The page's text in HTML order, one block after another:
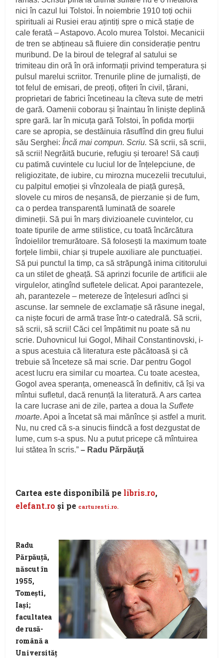
nici în cazul lui Tolstoi. În noiembrie 1910 toți ochii
spirituali ai Rusiei erau ațintiți spre o mică stație de
cale ferată – Astapovo. Acolo murea Tolstoi. Mecanicii
de tren se abțineau să fluiere din considerație pentru
muribund. De la biroul de telegraf al satului se
trimiteau din oră în oră informații privind temperatura și
pulsul marelui scriitor. Trenurile pline de jurnaliști, de
tot felul de emisari, de preoți, ofițeri în civil, țărani,
proprietari de fabrici încetineau la cîteva sute de metri
de gară. Oamenii coborau și înaintau în liniște deplină
spre gară. Iar în micuța gară Tolstoi, în pofida morții
care se apropia, se destăinuia răsuflînd din greu fiului
său Serghei: Încă mai compun. Scriu. Să scrii, să scrii,
să scrii! Negrăită bucurie, refugiu și teroare! Să cauți
cu patimă cuvintele cu luciul lor de înțelepciune, de
religiozitate, de iubire, cu mirozna mucezelii trecutului,
cu palpitul emoției și vînzoleala de piață gureșă,
slovele cu miros de neșansă, de pierzanie și de fum,
ca o perdea transparentă luminată de soarele
dimineții. Să pui în marș divizioanele cuvintelor, cu
toate tipurile de arme stilistice, cu toată încărcătura
îndoielilor tremurătoare. Să folosești la maximum toate
forțele limbii, chiar și trupele auxiliare ale punctuației.
Să pui punctul la timp, ca să străpungă inima cititorului
ca un stilet de gheață. Să aprinzi focurile de artificii ale
virgulelor, atingînd sufletele delicat. Apoi parantezele,
ah, parantezele – metereze de înțelesuri adînci și
ascunse. Iar semnele de exclamație să răsune inegal,
ca niște focuri de armă trase într-o catedrală. Să scrii,
să scrii, să scrii! Căci cel împătimit nu poate să nu
scrie. Duhovnicul lui Gogol, Mihail Constantinovski, i-
a spus acestuia că literatura este păcătoasă și că
trebuie să înceteze să mai scrie. Dar pentru Gogol
acest lucru era similar cu moartea. Cu toate acestea,
Gogol avea speranța, omenească în definitiv, că își va
mîntui sufletul, dacă renunță la literatură. A ars cartea
la care lucrase ani de zile, partea a doua laSuflete
moarte. Apoi a încetat să mai mănînce și astfel a murit.
Nu, nu cred că s-a sinucis fiindcă a fost dezgustat de
lume, cum s-a spus. Nu a putut pricepe că mîntuirea
lui stătea în scris.”– Radu Părpăuţă
Cartea este disponibilă pe libris.ro,
elefant.ro şi pe carturesti.ro.
Radu
Părpăuță,
născut în
1955,
Tomești,
Iași;
facultatea
de rusă-
română a
Universităț